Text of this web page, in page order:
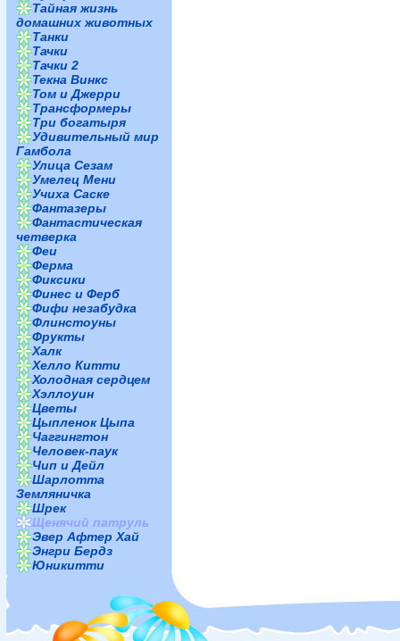
Тайная жизнь
домашних животных
Танки
Тачки
Тачки 2
Текна Винкс
Том и Джерри
Трансформеры
Три богатыря
Удивительный мир
Гамбола
Улица Сезам
Умелец Мени
Учиха Саске
Фантазеры
Фантастическая
четверка
Феи
Ферма
Фиксики
Финес и Ферб
Фифи незабудка
Флинстоуны
Фрукты
Халк
Хелло Китти
Холодная сердцем
Хэллоуин
Цветы
Цыпленок Цыпа
Чаггингтон
Человек-паук
Чип и Дейл
Шарлотта
Земляничка
Шрек
Щенячий патруль
Эвер Афтер Хай
Энгри Бердз
Юникитти